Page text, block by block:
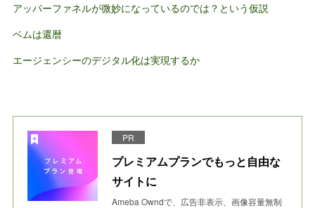
アッパーファネルが微妙になっているのでは？という仮説
ベムは還暦
エージェンシーのデジタル化は実現するか
PR
プレミアムプランでもっと自由な
サイトに
Ameba Owndで、広告非表示、画像容量無制